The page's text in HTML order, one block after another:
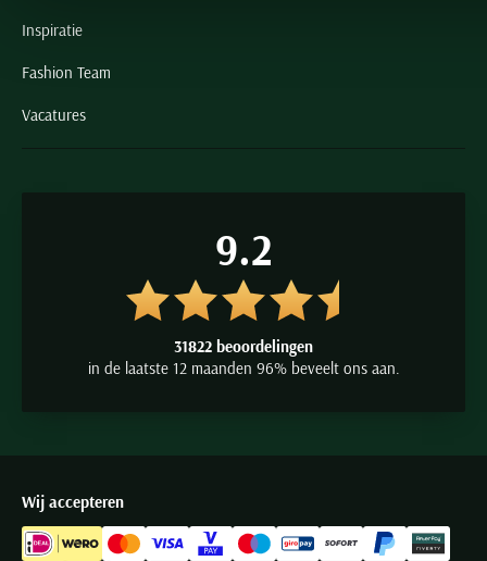
Inspiratie
Fashion Team
Vacatures
9.2
31822 beoordelingen
in de laatste 12 maanden 96% beveelt ons aan.
Wij accepteren